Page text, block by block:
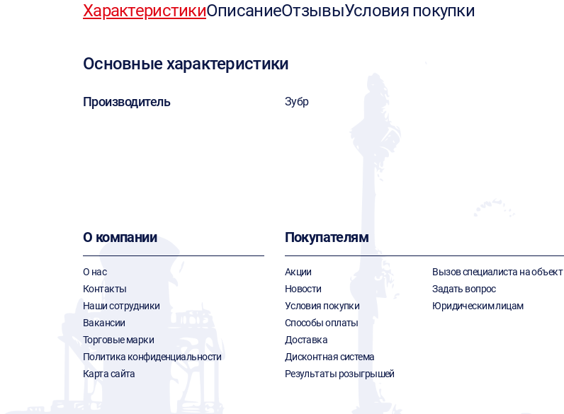
ХарактеристикиОписаниеОтзывыУсловия покупки
Основные характеристики
Производитель Зубр
О компании
О нас
Контакты
Наши сотрудники
Вакансии
Торговые марки
Политика конфиденциальности
Карта сайта
Покупателям
Акции
Новости
Условия покупки
Способы оплаты
Доставка
Дисконтная система
Результаты розыгрышей
Вызов специалиста на объект
Задать вопрос
Юридическим лицам